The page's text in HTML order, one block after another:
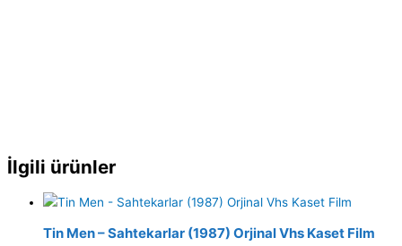
İlgili ürünler
Tin Men – Sahtekarlar (1987) Orjinal Vhs Kaset Film